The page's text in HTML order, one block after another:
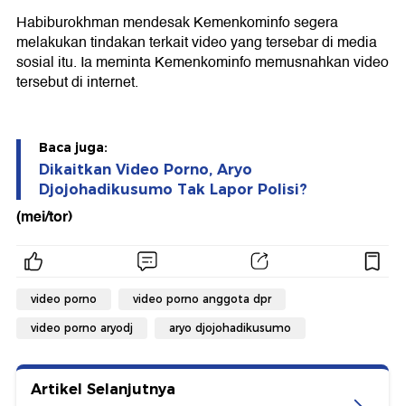
Habiburokhman mendesak Kemenkominfo segera
melakukan tindakan terkait video yang tersebar di media
sosial itu. Ia meminta Kemenkominfo memusnahkan video
tersebut di internet.
Baca juga:
Dikaitkan Video Porno, Aryo
Djojohadikusumo Tak Lapor Polisi?
(mei/tor)
video porno video porno anggota dpr
video porno aryodj aryo djojohadikusumo
Artikel Selanjutnya